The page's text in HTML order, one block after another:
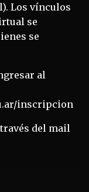
Los vínculos
se
se
al
inscripcion
del mail